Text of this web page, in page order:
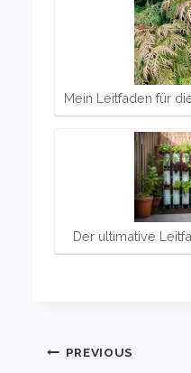
Mein Leitfaden für
Der ultimative
Post
PREVIOUS